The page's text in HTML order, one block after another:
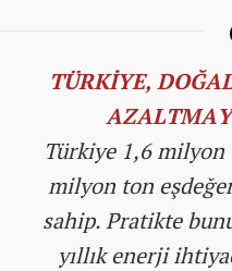
TÜRKİYE,
Türkiye 1,6
milyon ton
sahip. Pratikte
yıllık enerji